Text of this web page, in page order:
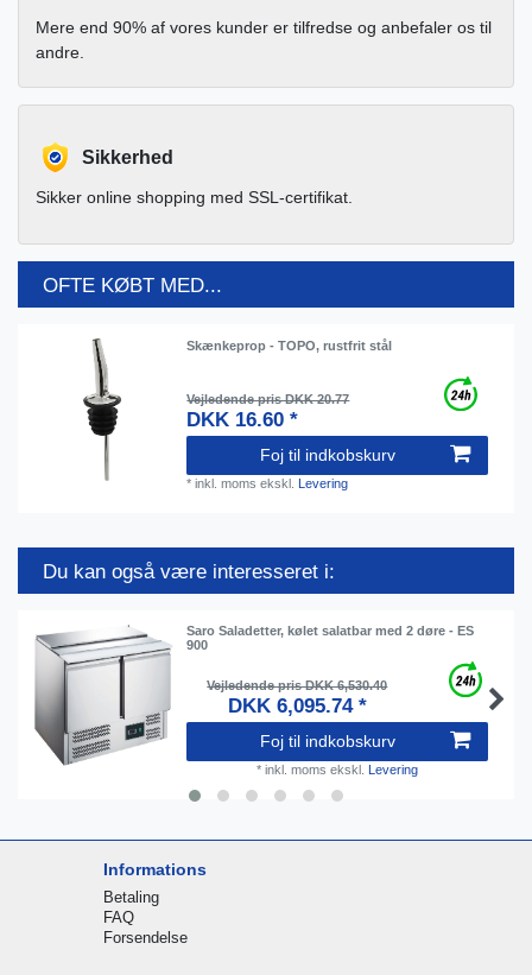
Mere end 90% af vores kunder er tilfredse og anbefaler os til
andre.
Sikkerhed
Sikker online shopping med SSL-certifikat.
OFTE KØBT MED...
Skænkeprop - TOPO, rustfrit stål
Vejledende pris DKK 20.77
DKK 16.60 *
Foj til indkobskurv
*inkl. moms ekskl. Levering
Du kan også være interesseret i:
Saro Saladetter, kølet salatbar med 2 døre - ES
900
Vejledende pris DKK 6,530.40
DKK 6,095.74 *
Foj til indkobskurv
* inkl. moms ekskl. Levering
Informations
Betaling
FAQ
Forsendelse